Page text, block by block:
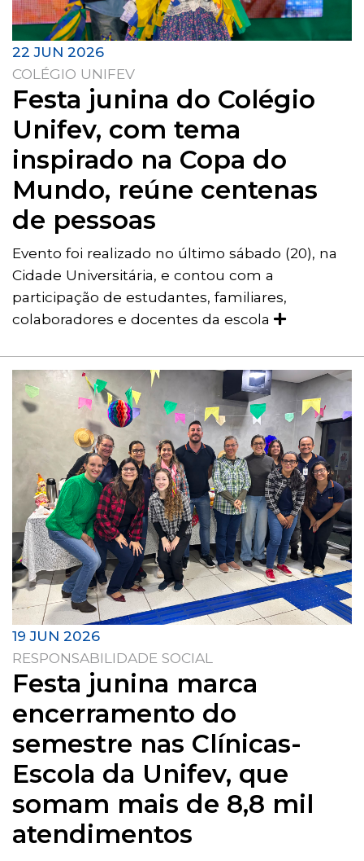
22 JUN 2026
COLÉGIO UNIFEV
Festa junina do Colégio
Unifev, com tema
inspirado na Copa do
Mundo, reúne centenas
de pessoas
Evento foi realizado no último sábado (20), na
Cidade Universitária, e contou com a
participação de estudantes, familiares,
colaboradores e docentes da escola
19 JUN 2026
RESPONSABILIDADE SOCIAL
Festa junina marca
encerramento do
semestre nas Clínicas-
Escola da Unifev, que
somam mais de 8,8 mil
atendimentos